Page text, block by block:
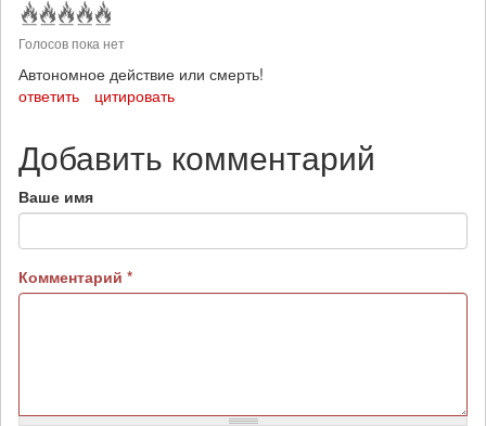
Голосов пока нет
Автономное действие или смерть!
ответить
цитировать
Добавить комментарий
Ваше имя
Комментарий *